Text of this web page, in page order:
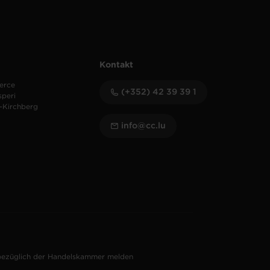
Kirchberg
Kontakt
(+352) 42 39 39 1
info@cc.lu
der Handelskammer melden